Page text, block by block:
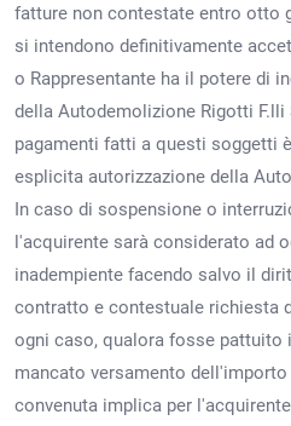
fatture non contestate entro otto
si intendono definitivamente
o Rappresentante ha il potere di
della Autodemolizione Rigotti F.lli
pagamenti fatti a questi soggetti
esplicita autorizzazione della
In caso di sospensione o
l'acquirente sarà considerato ad
inadempiente facendo salvo il
contratto e contestuale richiesta
ogni caso, qualora fosse pattuito
mancato versamento
convenuta implica per